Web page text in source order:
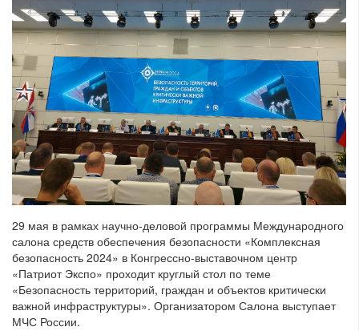
29 мая в рамках научно-деловой программы Международного
салона средств обеспечения безопасности «Комплексная
безопасность 2024» в Конгрессно-выставочном центр
«Патриот Экспо» проходит круглый стол по теме
«Безопасность территорий, граждан и объектов критически
важной инфраструктуры». Организатором Салона выступает
МЧС России.